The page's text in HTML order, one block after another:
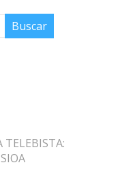
TELEBISTA: